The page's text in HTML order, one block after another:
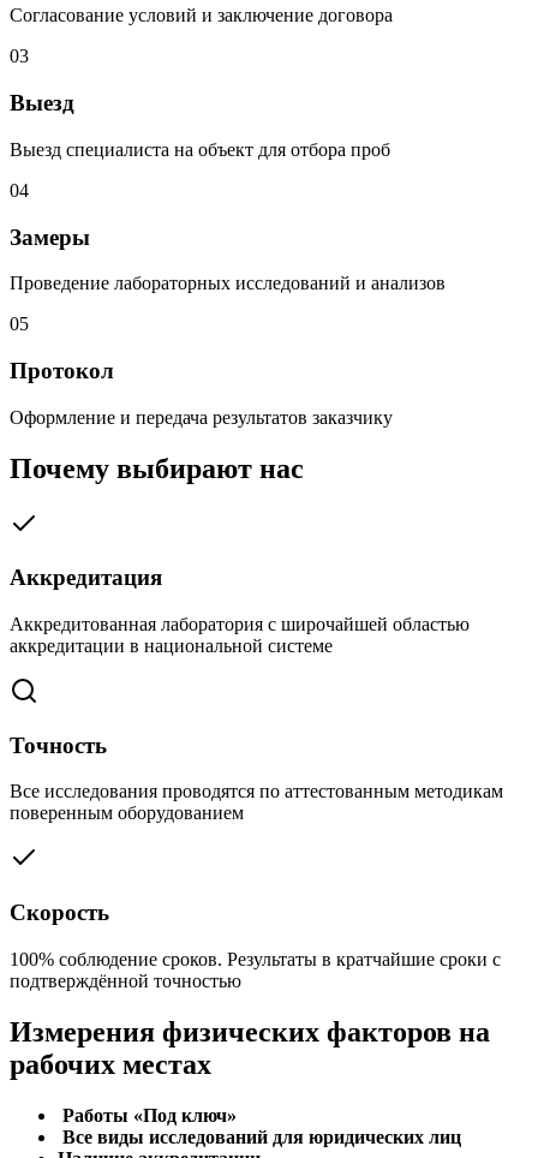
Согласование условий и заключение договора
03
Выезд
Выезд специалиста на объект для отбора проб
04
Замеры
Проведение лабораторных исследований и анализов
05
Протокол
Оформление и передача результатов заказчику
Почему выбирают нас
Аккредитация
Аккредитованная лаборатория с широчайшей областью
аккредитации в национальной системе
Точность
Все исследования проводятся по аттестованным методикам
поверенным оборудованием
Скорость
100% соблюдение сроков. Результаты в кратчайшие сроки с
подтверждённой точностью
Измерения физических факторов на
рабочих местах
Работы «Под ключ»
Все виды исследований для юридических лиц